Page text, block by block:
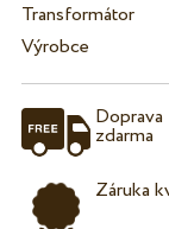
Transformátor
Výrobce
Doprava
zdarma
Záruka